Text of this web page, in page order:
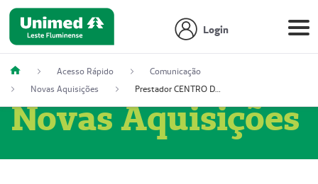
Login
Acesso Rápido
Comunicação
Novas Aquisições
Prestador CENTRO DE ONCOLOGIA
Novas Aquisições